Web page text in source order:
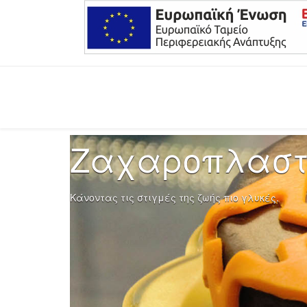
Κάνοντας τις στιγμές της ζωής πιο γλυκές.